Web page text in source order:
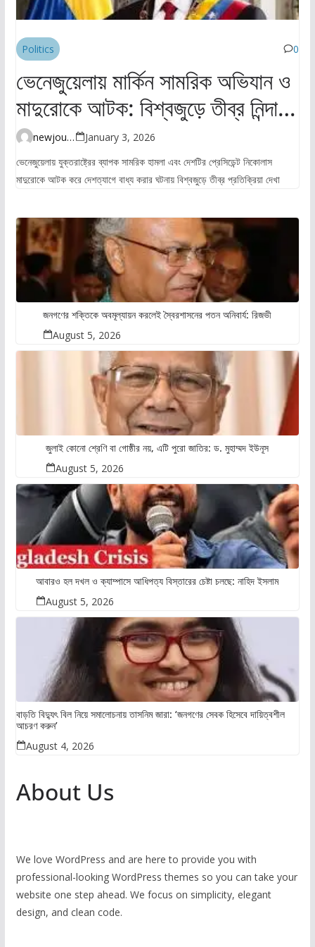
Politics 0
ভেনেজুয়েলায় মার্কিন সামরিক অভিযান ও
মাদুরোকে আটক: বিশ্বজুড়ে তীব্র নিন্দা ও
উদ্বেগ newjourney4045@gmail.com
January 3, 2026
ভেনেজুয়েলায় যুক্তরাষ্ট্রের ব্যাপক সামরিক হামলা এবং দেশটির প্রেসিডেন্ট নিকোলাস
মাদুরোকে আটক করে দেশত্যাগে বাধ্য করার ঘটনায় বিশ্বজুড়ে তীব্র প্রতিক্রিয়া দেখা
জনগণের শক্তিকে অবমূল্যায়ন করলেই স্বৈরশাসনের পতন অনিবার্য: রিজভী
August 5, 2026
জুলাই কোনো শ্রেণি বা গোষ্ঠীর নয়, এটি পুরো জাতির: ড. মুহাম্মদ ইউনূস
August 5, 2026
আবারও হল দখল ও ক্যাম্পাসে আধিপত্য বিস্তারের চেষ্টা চলছে: নাহিদ ইসলাম
August 5, 2026
বাড়তি বিদ্যুৎ বিল নিয়ে সমালোচনায় তাসনিম জারা: ‘জনগণের সেবক হিসেবে দায়িত্বশীল
আচরণ করুন’
August 4, 2026
About Us
We love WordPress and are here to provide you with
professional-looking WordPress themes so you can take your
website one step ahead. We focus on simplicity, elegant
design, and clean code.